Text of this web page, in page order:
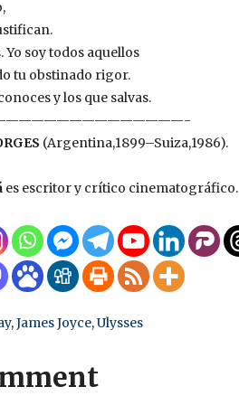
Yo soy todos aquellos
tu obstinado rigor.
y los que salvas.
(Argentina,1899–Suiza,1986).
es escritor y crítico cinematográfico.
,James Joyce,Ulysses